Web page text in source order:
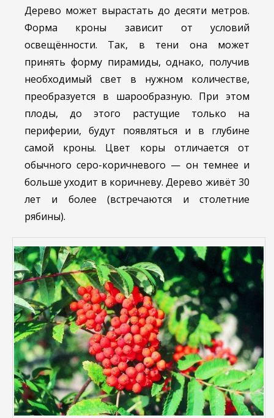
Дерево может вырастать до десяти метров.
Форма кроны зависит от условий
освещённости. Так, в тени она может
принять форму пирамиды, однако, получив
необходимый свет в нужном количестве,
преобразуется в шарообразную. При этом
плоды, до этого растущие только на
периферии, будут появляться и в глубине
самой кроны. Цвет коры отличается от
обычного серо-коричневого — он темнее и
больше уходит в коричневу. Дерево живёт 30
лет и более (встречаются и столетние
рябины).